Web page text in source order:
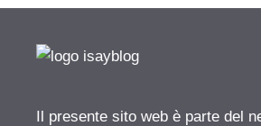
Il presente sito web è parte del